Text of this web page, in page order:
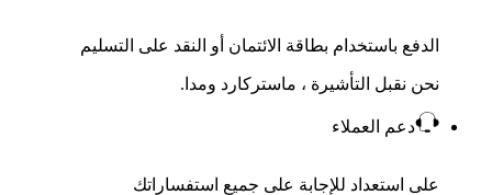
الدفع باستخدام بطاقة الائتمان أو النقد على التسليم
نحن نقبل التأشيرة ، ماستركارد ومدا.
دعم العملاء
على استعداد للإجابة على جميع استفساراتك